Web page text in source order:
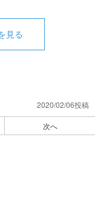
見る
2020/02/06投稿
次へ